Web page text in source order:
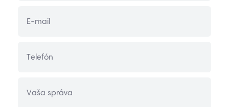
E-mail
Telefón
Vaša správa